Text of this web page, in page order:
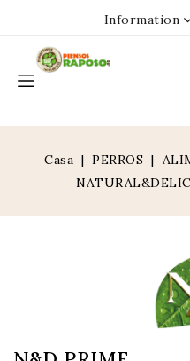
Information
Casa PERROS